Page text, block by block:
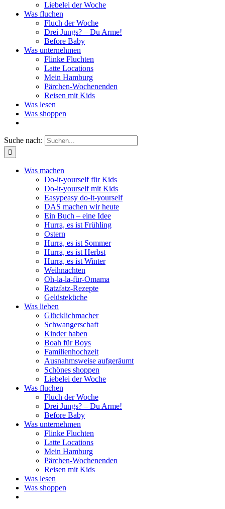
Liebelei der Woche
Was fluchen
Fluch der Woche
Drei Jungs? – Du Arme!
Before Baby
Was unternehmen
Flinke Fluchten
Latte Locations
Mein Hamburg
Pärchen-Wochenenden
Reisen mit Kids
Was lesen
Was shoppen
Suche nach:
Was machen
Do-it-yourself für Kids
Do-it-yourself mit Kids
Easypeasy do-it-yourself
DAS machen wir heute
Ein Buch – eine Idee
Hurra, es ist Frühling
Ostern
Hurra, es ist Sommer
Hurra, es ist Herbst
Hurra, es ist Winter
Weihnachten
Oh-la-la-für-Omama
Ratzfatz-Rezepte
Gelüsteküche
Was lieben
Glücklichmacher
Schwangerschaft
Kinder haben
Boah für Boys
Familienhochzeit
Ausnahmsweise aufgeräumt
Schönes shoppen
Liebelei der Woche
Was fluchen
Fluch der Woche
Drei Jungs? – Du Arme!
Before Baby
Was unternehmen
Flinke Fluchten
Latte Locations
Mein Hamburg
Pärchen-Wochenenden
Reisen mit Kids
Was lesen
Was shoppen